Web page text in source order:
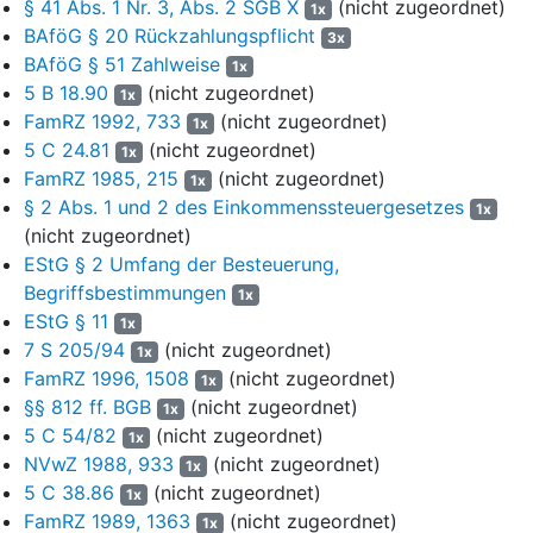
19.09.2012 für dieses Studium dem Grunde nach
Ausbildungsförderung gemäß§ 7 Abs. 3 BAföG
Bereits am 12.07.2011 hatte die Klägerin Ausbildungsförderung
beantragt und zugleich einen Aktualisierungsantragt hinsichtlich
des Einkommens ihres Vaters gestellt.
Mit Bescheid vom 30.09.2011 bewilligte der Beklagte für den
Bewilligungszeitraum Oktober 2011 bis September 2012
Ausbildungsförderung in Höhe von monatlich 437,00 €. Auch
diese Bewilligung erfolgte unter dem Vorbehalt der
Rückforderung, weil sich das Einkommen des Vaters im
Bewilligungszeitraum noch nicht abschließend feststellen ließ.
5
Am 26.07.2012 beantragte die Klägerin für den Folgezeitraum
Ausbildungsförderung und stellte erneut einen
Aktualisierungsantrag hinsichtlich des Einkommens ihres
Vaters.
Mit Bescheid vom 21.09.2012 und zuletzt mit Bescheid vom
02.08.2013 erhielt die Klägerin für den Bewilligungszeitraum
Oktober 2012 bis September 2013 monatlich
§ 41 Abs. 1 Nr. 3, Abs. 2 SGB X 1x (nicht zugeordnet)
BAföG § 20 Rückzahlungspflicht
3x
BAföG § 51 Zahlweise 1x
5 B 18.90 1x (nicht zugeordnet)
FamRZ 1992, 733
1x (nicht zugeordnet)
5 C 24.81
1x (nicht zugeordnet)
FamRZ 1985, 215
1x (nicht zugeordnet)
§ 2 Abs. 1 und 2 des Einkommenssteuergesetzes
1x
(nicht zugeordnet)
EStG § 2 Umfang der Besteuerung,
Begriffsbestimmungen
1x
EStG § 11 1x
7 S 205/94 1x (nicht zugeordnet)
FamRZ 1996, 1508
1x (nicht zugeordnet)
§§ 812 ff. BGB
1x (nicht zugeordnet)
5 C 54/82
1x (nicht zugeordnet)
NVwZ 1988, 933
1x (nicht zugeordnet)
5 C 38.86
1x (nicht zugeordnet)
FamRZ 1989, 1363
1x (nicht zugeordnet)